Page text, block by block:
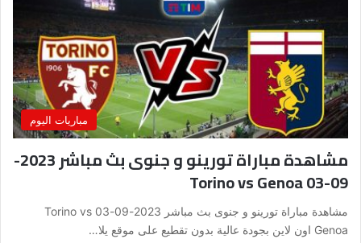
مباريات اليوم
مشاهدة مباراة تورينو و جنوى بث مباشر 2023-
09-03 Torino vs Genoa
مشاهدة مباراة تورينو و جنوى بث مباشر 2023-09-03 Torino vs
Genoa اون لاين بجودة عالية بدون تقطيع على موقع يلا…